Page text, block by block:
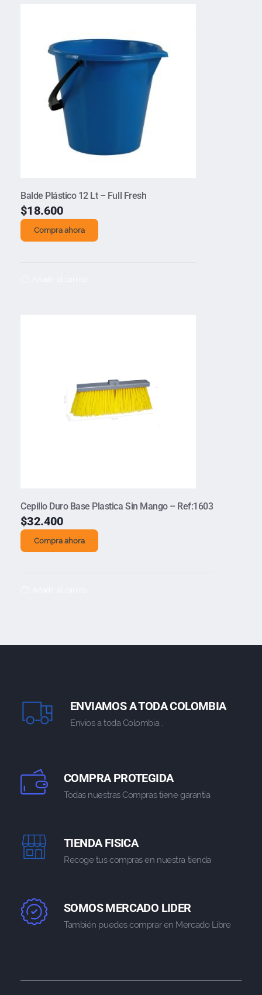
Balde Plástico 12 Lt – Full Fresh
$18.600
Compra ahora
Cepillo Duro Base Plastica Sin Mango – Ref:1603
$32.400
Compra ahora
ENVIAMOS A TODA COLOMBIA
Envios a toda Colombia .
COMPRA PROTEGIDA
Todas nuestras Compras tiene garantia
TIENDA FISICA
Recoge tus compras en nuestra tienda
SOMOS MERCADO LIDER
También puedes comprar en Mercado Libre